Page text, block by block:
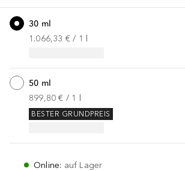
30 ml
1.066,33 € / 1
50 ml
899,80 € / 1
BESTER GRUNDPREIS
Online: auf Lager